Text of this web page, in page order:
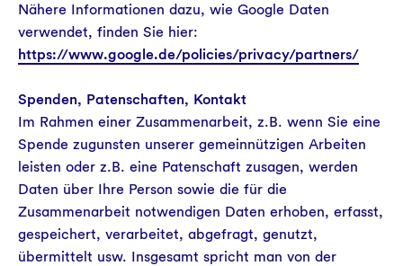
Nähere Informationen dazu, wie Google Daten
verwendet, finden Sie hier:
https://www.google.de/policies/privacy/partners/
Spenden, Patenschaften, Kontakt
Im Rahmen einer Zusammenarbeit, z.B. wenn Sie eine
Spende zugunsten unserer gemeinnützigen Arbeiten
leisten oder z.B. eine Patenschaft zusagen, werden
Daten über Ihre Person sowie die für die
Zusammenarbeit notwendigen Daten erhoben, erfasst,
gespeichert, verarbeitet, abgefragt, genutzt,
übermittelt usw. Insgesamt spricht man von der